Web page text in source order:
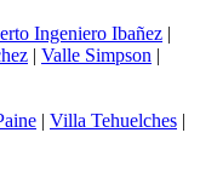
Ingeniero Ibañez |
| Valle Simpson |
| Villa Tehuelches |